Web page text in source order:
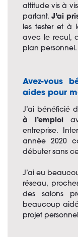
attitude vis à
parlant. J’ai
les tester et à
avec le recul,
plan personnel.
Avez-vous
aides pour
J’ai bénéficié
à l’emploi
entreprise.
année 2020
débuter sans
J’ai eu
réseau,
des salons
beaucoup
projet